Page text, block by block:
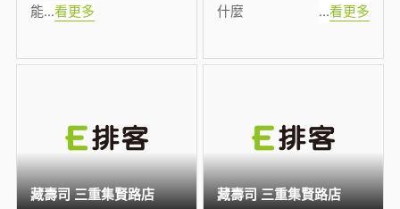
能...看更多
什麼
...看更多
藏壽司 三重集賢路店 藏壽司 三重集賢路店